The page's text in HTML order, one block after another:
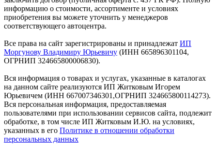
информацию о стоимости, ассортименте и условиях
приобретения вы можете уточнить у менеджеров
соответствующего автоцентра.
Все права на сайт зарегистрированы и принадлежат ИП
Моргунову Владимиру Юрьевичу (ИНН 665896301104,
ОГРНИП 324665800006830).
Вся информация о товарах и услугах, указанные в каталогах
на данном сайте реализуются ИП Житковым Игорем
Юрьевичем (ИНН 667007346301,ОГРНИП 324665800114273).
Вся персональная информация, предоставляемая
пользователями при использовании сервисов сайта, подлежит
обработке, в том числе ИП Житковым И.Ю. на условиях,
указанных в его Политике в отношении обработки
персональных данных